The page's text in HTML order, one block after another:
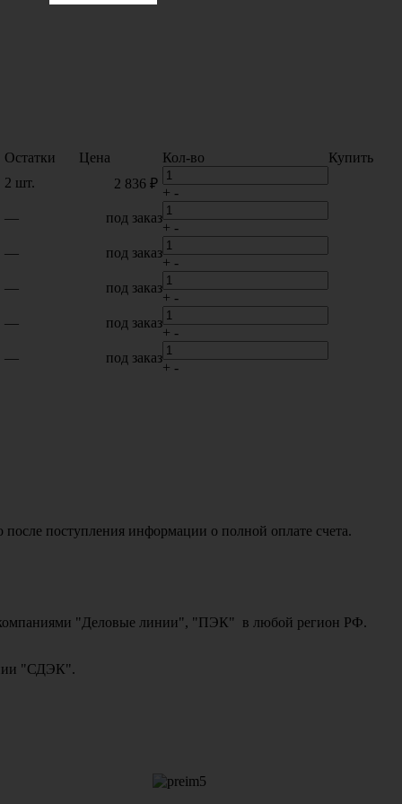
Остатки Цена Кол-во
Купить
2 шт.
2 836 ₽
+ -
—
под заказ
+ -
—
под заказ
+ -
—
под заказ
+ -
—
под заказ
+ -
—
под заказ
+ -
поступления информации о полной оплате счета.
компаниями "Деловые линии", "ПЭК" в любой регион РФ.
"СДЭК".